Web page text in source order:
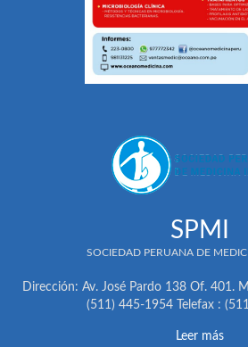
SPMI
SOCIEDAD PERUANA DE
Dirección: Av. José Pardo 138 Of. 401.
(511) 445-1954 Telefax :
Leer más